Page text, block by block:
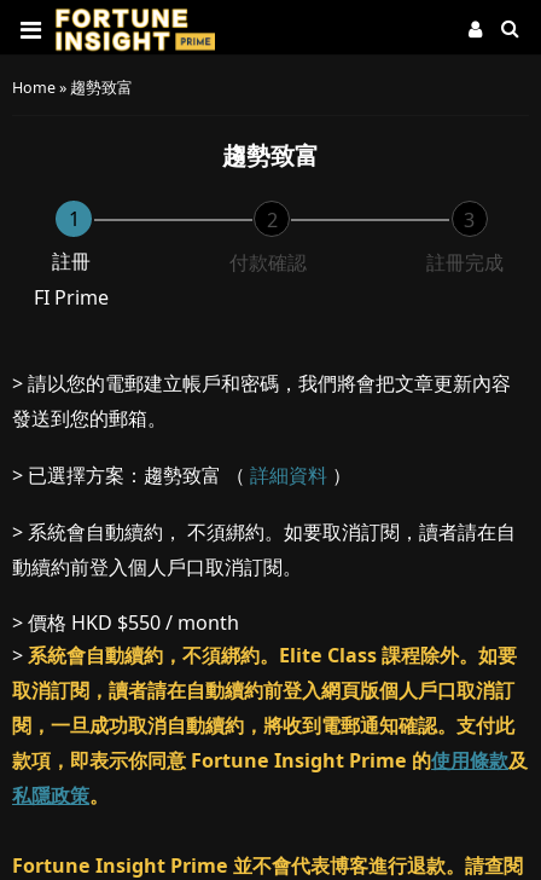
Home» 趨勢致富
趨勢致富
1
註冊
FI Prime
2
付款確認
3
註冊完成
> 請以您的電郵建立帳戶和密碼，我們將會把文章更新內容
發送到您的郵箱。
> 已選擇方案：趨勢致富 （ 詳細資料 ）
> 系統會自動續約， 不須綁約。如要取消訂閱，讀者請在自
動續約前登入個人戶口取消訂閱。
> 價格 HKD $550 / month
>系統會自動續約，不須綁約。Elite Class 課程除外。如要
取消訂閱，讀者請在自動續約前登入網頁版個人戶口取消訂
閱，一旦成功取消自動續約，將收到電郵通知確認。支付此
款項，即表示你同意 Fortune Insight Prime 的使用條款及
私隱政策。
Fortune Insight Prime 並不會代表博客進行退款。請查閱